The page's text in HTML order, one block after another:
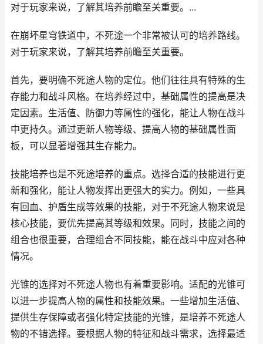
对于玩家来说，了解其培养前瞻至关重要。...
在崩坏星穹铁道中，不死途一个非常被认可的培养路线。
对于玩家来说，了解其培养前瞻至关重要。
首先，要明确不死途人物的定位。他们往往具有特殊的生
存能力和战斗风格。在培养经过中，基础属性的提高是决
定因素。生活值、防御力等属性的强化，能让人物在战斗
中更持久。通过更新人物等级、提高人物的基础属性面
板，可以显著增强其生存能力。
技能培养也是不死途培养的重点。选择合适的技能进行更
新和强化，能让人物发挥出更强大的实力。例如，一些具
有回血、护盾生成等效果的技能，对于不死途人物来说是
核心技能，要优先提高其等级和效果。同时，技能之间的
组合也很重要，合理组合不同技能，能在战斗中应对各种
情况。
光锥的选择对不死途人物也有着重要影响。适配的光锥可
以进一步提高人物的属性和技能效果。一些增加生活值、
提供生存保障或者强化特定技能的光锥，是培养不死途人
物的不错选择。要根据人物的特征和战斗需求，选择最适